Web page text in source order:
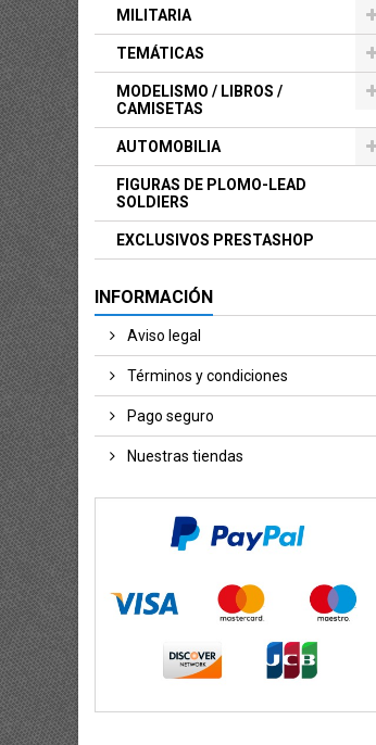
MILITARIA
TEMÁTICAS
MODELISMO / LIBROS /
CAMISETAS
AUTOMOBILIA
FIGURAS DE PLOMO-LEAD
SOLDIERS
EXCLUSIVOS PRESTASHOP
INFORMACIÓN
Aviso legal
Términos y condiciones
Pago seguro
Nuestras tiendas